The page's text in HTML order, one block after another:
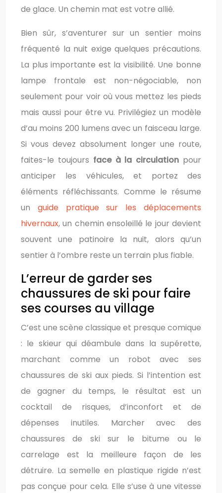
de glace. Un chemin mat est votre allié.
Bien sûr, s’aventurer sur un sentier moins
fréquenté la nuit exige quelques précautions.
La plus importante est la visibilité. Une bonne
lampe frontale est non-négociable, non
seulement pour voir où vous mettez les pieds
mais aussi pour être vu. Privilégiez un modèle
d’au moins 200 lumens avec un faisceau large.
Si vous devez absolument longer une route,
faites-le toujours face à la circulation pour
anticiper les véhicules, et portez des
éléments réfléchissants. Comme le résume
un guide pratique sur les déplacements
hivernaux, un chemin ensoleillé le jour devient
souvent une patinoire la nuit, alors qu’un
sentier à l’ombre reste un terrain plus fiable.
L’erreur de garder ses
chaussures de ski pour faire
ses courses au village
C’est une scène classique et presque comique
: le skieur qui déambule dans la supérette,
marchant comme un robot avec ses
chaussures de ski aux pieds. Si l’intention est
de gagner du temps, le résultat est un
cocktail de risques, d’inconfort et de
dépenses inutiles. Marcher avec des
chaussures de ski sur le bitume ou le
carrelage est la meilleure façon de les
détruire. La semelle en plastique rigide n’est
pas conçue pour cela. Elle s’use à une vitesse